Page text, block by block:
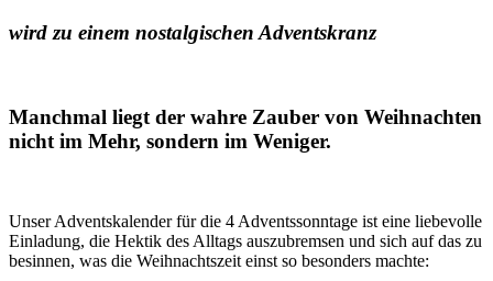
wird zu einem nostalgischen Adventskranz
Manchmal liegt der wahre Zauber von Weihnachten
nicht im Mehr, sondern im Weniger.
Unser Adventskalender für die 4 Adventssonntage ist eine liebevolle
Einladung, die Hektik des Alltags auszubremsen und sich auf das zu
besinnen, was die Weihnachtszeit einst so besonders machte: